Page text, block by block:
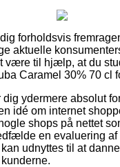
forholdsvis
aktuelle
være til hjælp, at du
Caramel 30% 70 cl
dig ydermere absolut
idé om internet
shops på nettet
en evaluering af
udnyttes til at